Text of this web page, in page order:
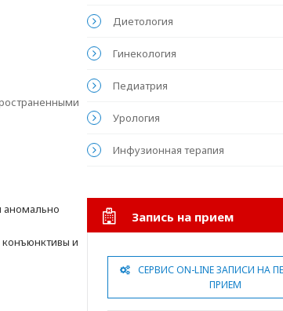
аномально
конъюнктивы и
Диетология
Гинекология
Педиатрия
Урология
Инфузионная терапия
Запись на прием
СЕРВИС ON-LINE ЗАПИСИ НА
ПРИЕМ